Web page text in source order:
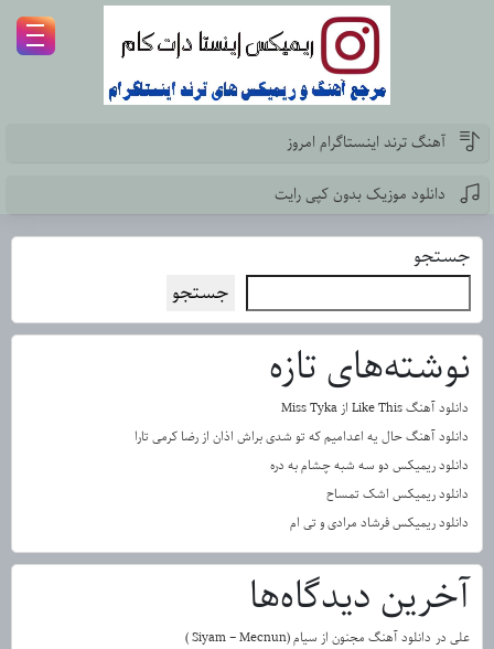
آهنگ ترند اینستاگرام امروز
دانلود موزیک بدون کپی رایت
جستجو
جستجو
نوشته‌های تازه
دانلود آهنگ Like This از Miss Tyka
دانلود آهنگ حال یه اعدامیم که تو شدی براش اذان از رضا کرمی تارا
دانلود ریمیکس دو سه شبه چشام به دره
دانلود ریمیکس اشک تمساح
دانلود ریمیکس فرشاد مرادی و تی ام
آخرین دیدگاه‌ها
علی در دانلود آهنگ مجنون از سیام (Siyam – Mecnun )